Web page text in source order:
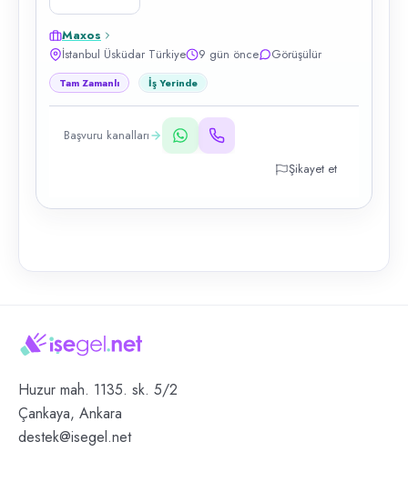
Maxos
İstanbul Üsküdar Türkiye
9 gün önce Görüşülür
Tam Zamanlı İş Yerinde
Başvuru kanalları
Şikayet et
Huzur mah. 1135. sk. 5/2
Çankaya, Ankara
destek@isegel.net